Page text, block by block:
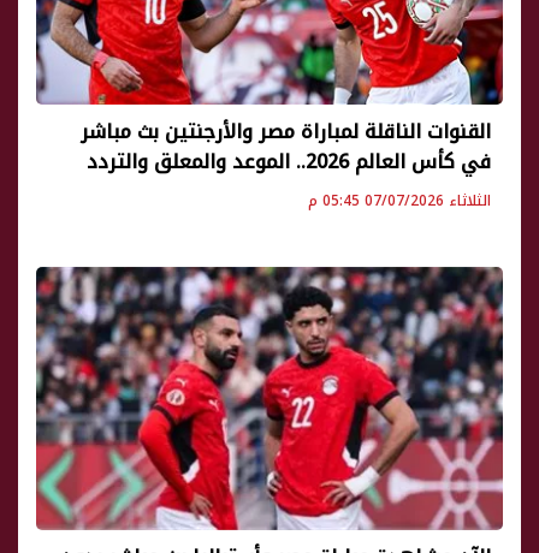
القنوات الناقلة لمباراة مصر والأرجنتين بث مباشر
في كأس العالم 2026.. الموعد والمعلق والتردد
الثلاثاء 07/07/2026 05:45 م